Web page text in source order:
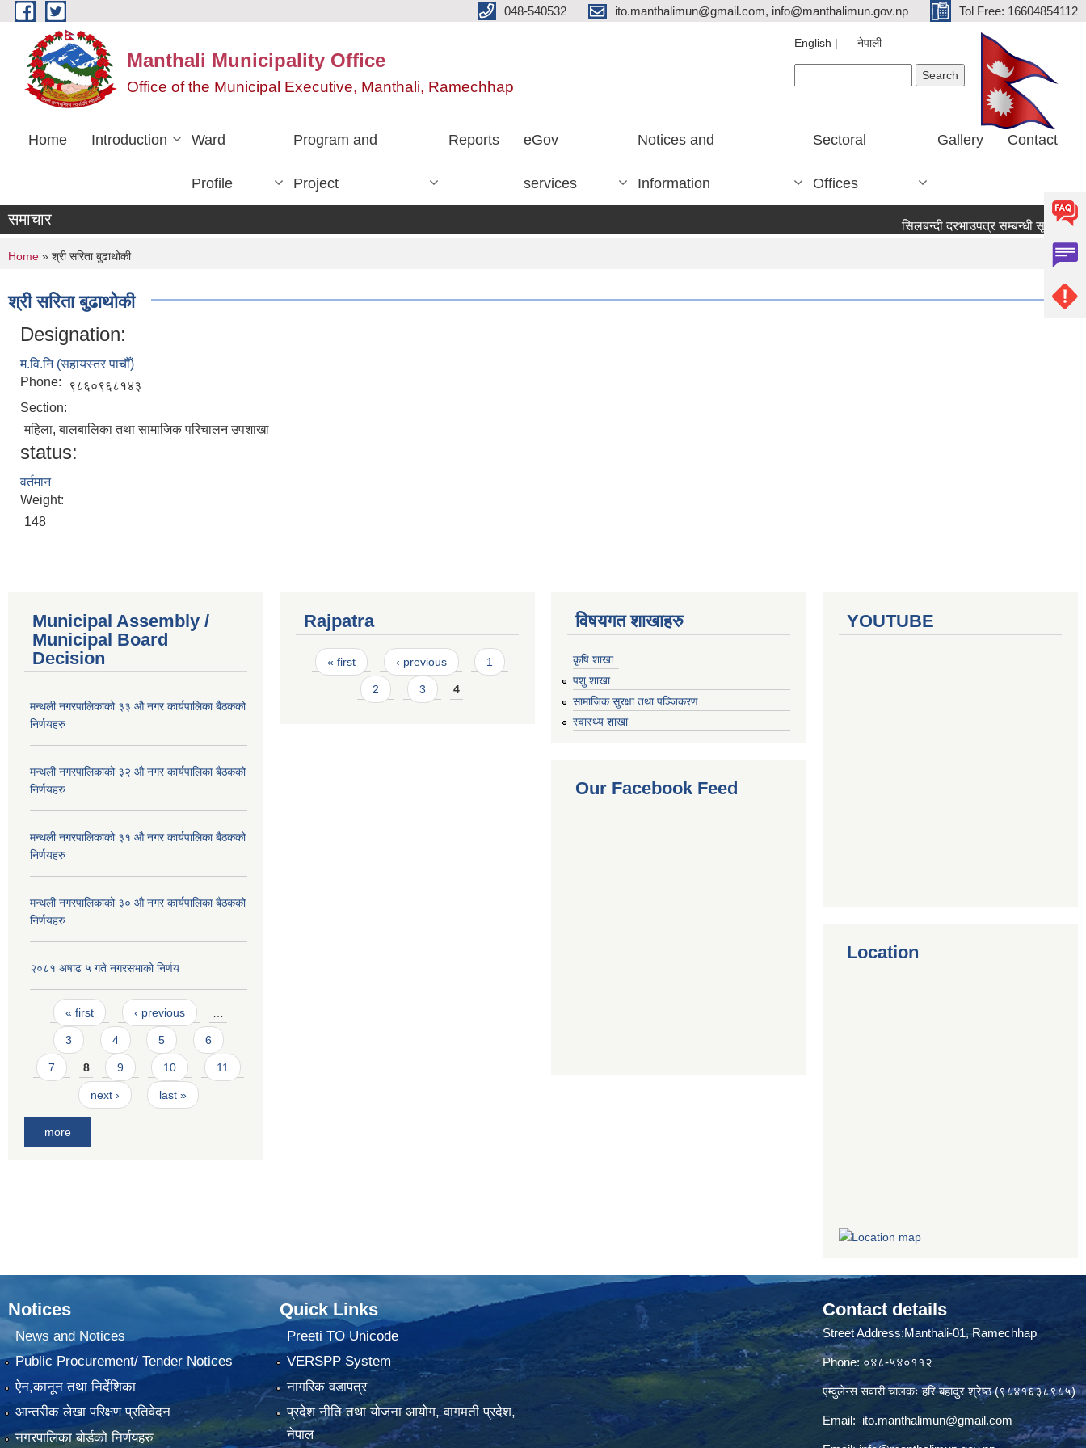
Skip to main content 048-540532 ito.manthalimun@gmail.com, info@manthalimun.gov.np Tol Free: 16604854112
Manthali Municipality Office
Office of the Municipal Executive, Manthali, Ramechhap
English नेपाली
Home Introduction Ward
Profile
Program and
Project
Reports eGov
services
Notices and
Information
Sectoral
Offices
Gallery Contact
समाचार सिलबन्दी दरभाउपत्र सम्बन्धी सूचना ।
You are here
Home » श्री सरिता बुढाथोकी
श्री सरिता बुढाथोकी
Designation:
म.वि.नि (सहायस्तर पाचौँ)
Phone:
९८६०९६८१४३
Section:
महिला, बालबालिका तथा सामाजिक परिचालन उपशाखा
status:
वर्तमान
Weight:
148
Municipal Assembly /
Municipal Board
Decision
मन्थली नगरपालिकाको ३३ औ नगर कार्यपालिका बैठकको
निर्णयहरु
मन्थली नगरपालिकाको ३२ औ नगर कार्यपालिका बैठकको
निर्णयहरु
मन्थली नगरपालिकाको ३१ औ नगर कार्यपालिका बैठकको
निर्णयहरु
मन्थली नगरपालिकाको ३० औ नगर कार्यपालिका बैठकको
निर्णयहरु
२०८१ अषाढ ५ गते नगरसभाको निर्णय
Pages
« first ‹ previous
3 4 5 6
7 8 9 10 11
next › last »
more
Rajpatra
Pages
« first ‹ previous 1
2 3 4
विषयगत शाखाहरु
कृषि शाखा
पशु शाखा
सामाजिक सुरक्षा तथा पञ्जिकरण
स्वास्थ्य शाखा
Our Facebook Feed
YOUTUBE
Location
Notices
News and Notices
Public Procurement/ Tender Notices
ऐन,कानून तथा निर्देशिका
आन्तरीक लेखा परिक्षण प्रतिवेदन
नगरपालिका बोर्डको निर्णयहरु
Quick Links
Preeti TO Unicode
VERSPP System
नागरिक वडापत्र
प्रदेश नीति तथा योजना आयोग, वागमती प्रदेश,
नेपाल
Contact details
Street Address:Manthali-01, Ramechhap
Phone: ०४८-५४०११२
एम्वुलेन्स सवारी चालकः हरि बहादुर श्रेष्ठ (९८४१६३८९८५)
Email: ito.manthalimun@gmail.com